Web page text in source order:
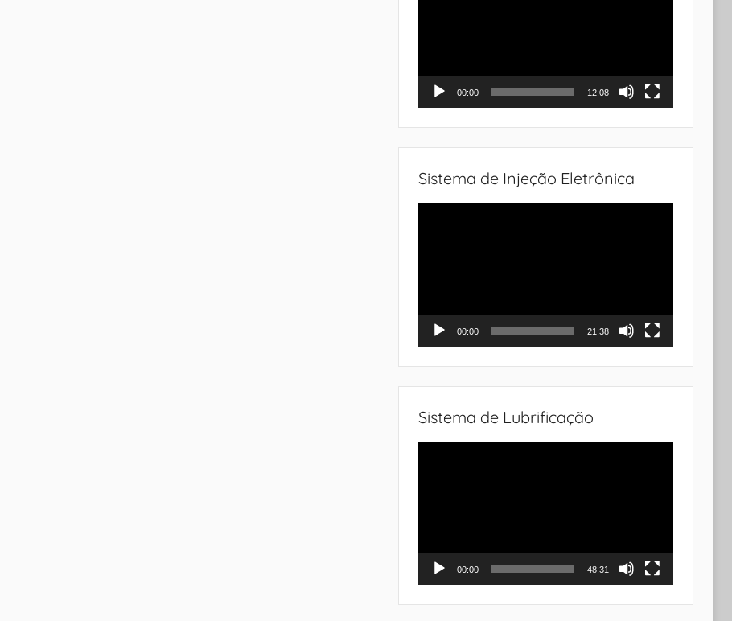
00:00 12:08
Sistema de Injeção Eletrônica
00:00 21:38
Sistema de Lubrificação
00:00 48:31